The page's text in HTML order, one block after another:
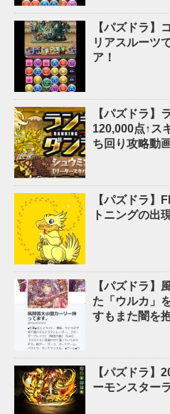
【パズドラ】
リアスルーツ
ア！
【パズドラ】
120,000点↑ス
ち回り攻略動
【パズドラ】
トニングの出
【パズドラ】
た「ウルカ」
すもまた闇を
【パズドラ】
ーモンスター